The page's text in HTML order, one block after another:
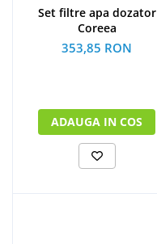
Set filtre apa dozator
Coreea
353,85 RON
ADAUGA IN COS